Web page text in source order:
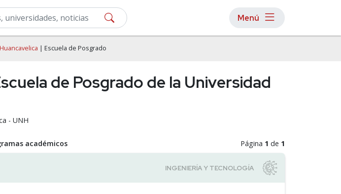
Menú
| Escuela de Posgrado
de Posgrado de la Universidad
- UNH
académicos Página 1 de 1